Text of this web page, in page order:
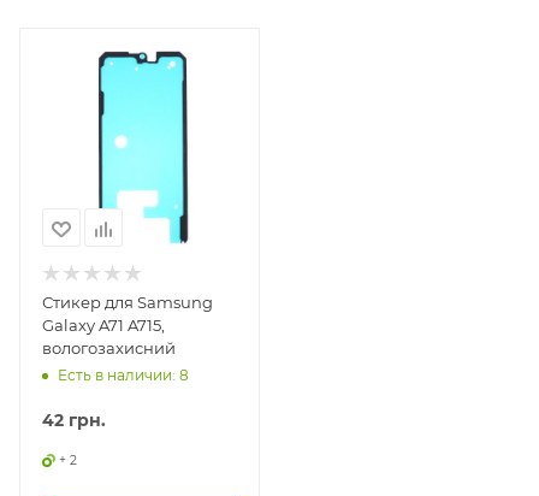
Стикер для Samsung
Galaxy A71 A715,
вологозахисний
Есть в наличии: 8
42 грн.
+ 2